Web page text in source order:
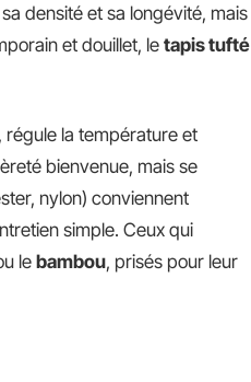
densité et sa longévité, mais
et douillet, le tapis tufté
la température et
bienvenue, mais se
nylon) conviennent
simple. Ceux qui
le bambou, prisés pour leur